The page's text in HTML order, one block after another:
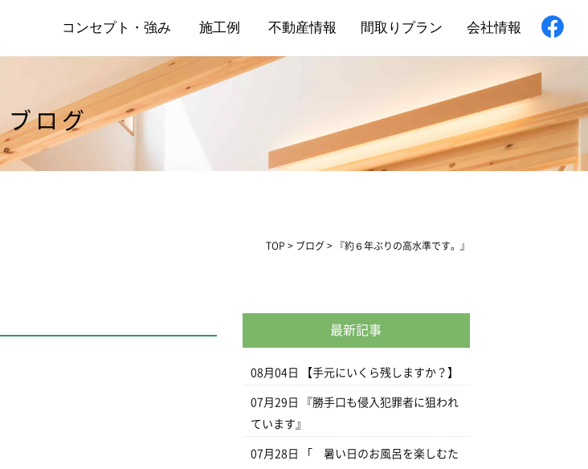
コンセプト・強み 施工例
新築住宅
不動産情報 間取りプラン 会社情報
ブログ
TOP > ブログ > 『約６年ぶりの高水準です。』
最新記事
08月04日 【手元にいくら残しますか？】
07月29日
『勝手口も侵入犯罪者に狙われ
ています』
07月28日
「 暑い日のお風呂を楽しむた